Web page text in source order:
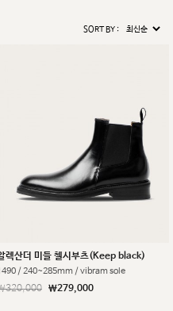
SORT BY :
렉산더 미들 첼시부츠(Keep black)
/ 240~285mm / vibram sole
320,000 ￦279,000